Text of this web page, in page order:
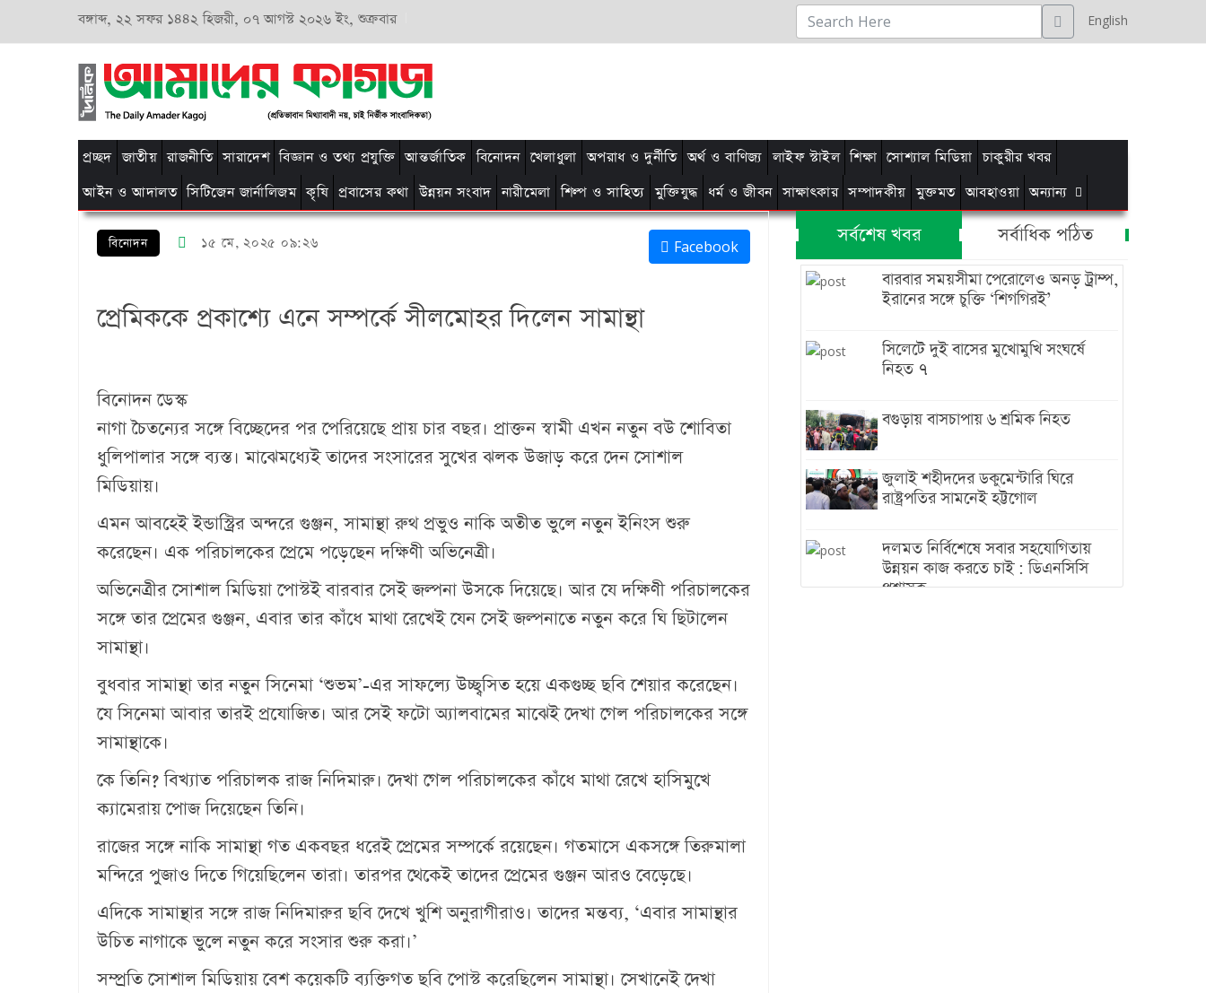
বঙ্গাব্দ, ২২ সফর ১৪৪২ হিজরী, ০৭ আগস্ট ২০২৬ ইং, শুক্রবার English
প্রচ্ছদ জাতীয় রাজনীতি সারাদেশ বিজ্ঞান ও তথ্য প্রযুক্তি আন্তর্জাতিক বিনোদন খেলাধুলা অপরাধ ও দুর্নীতি অর্থ ও বাণিজ্য লাইফ স্টাইল শিক্ষা সোশ্যাল মিডিয়া চাকুরীর খবর
আইন ও আদালত সিটিজেন জার্নালিজম কৃষি প্রবাসের কথা উন্নয়ন সংবাদ নারীমেলা শিল্প ও সাহিত্য মুক্তিযুদ্ধ ধর্ম ও জীবন সাক্ষাৎকার সম্পাদকীয় মুক্তমত আবহাওয়া অন্যান্য
বিনোদন ১৫ মে, ২০২৫ ০৯:২৬ Facebook
প্রেমিককে প্রকাশ্যে এনে সম্পর্কে সীলমোহর দিলেন সামান্থা
বিনোদন ডেস্ক
নাগা চৈতন্যের সঙ্গে বিচ্ছেদের পর পেরিয়েছে প্রায় চার বছর। প্রাক্তন স্বামী এখন নতুন বউ শোবিতা
ধুলিপালার সঙ্গে ব্যস্ত। মাঝেমধ্যেই তাদের সংসারের সুখের ঝলক উজাড় করে দেন সোশাল
মিডিয়ায়।
এমন আবহেই ইন্ডাস্ট্রির অন্দরে গুঞ্জন, সামান্থা রুথ প্রভুও নাকি অতীত ভুলে নতুন ইনিংস শুরু
করেছেন। এক পরিচালকের প্রেমে পড়েছেন দক্ষিণী অভিনেত্রী।
অভিনেত্রীর সোশাল মিডিয়া পোস্টই বারবার সেই জল্পনা উসকে দিয়েছে। আর যে দক্ষিণী পরিচালকের
সঙ্গে তার প্রেমের গুঞ্জন, এবার তার কাঁধে মাথা রেখেই যেন সেই জল্পনাতে নতুন করে ঘি ছিটালেন
সামান্থা।
বুধবার সামান্থা তার নতুন সিনেমা ‘শুভম’-এর সাফল্যে উচ্ছ্বসিত হয়ে একগুচ্ছ ছবি শেয়ার করেছেন।
যে সিনেমা আবার তারই প্রযোজিত। আর সেই ফটো অ্যালবামের মাঝেই দেখা গেল পরিচালকের সঙ্গে
সামান্থাকে।
কে তিনি? বিখ্যাত পরিচালক রাজ নিদিমারু। দেখা গেল পরিচালকের কাঁধে মাথা রেখে হাসিমুখে
ক্যামেরায় পোজ দিয়েছেন তিনি।
রাজের সঙ্গে নাকি সামান্থা গত একবছর ধরেই প্রেমের সম্পর্কে রয়েছেন। গতমাসে একসঙ্গে তিরুমালা
মন্দিরে পুজাও দিতে গিয়েছিলেন তারা। তারপর থেকেই তাদের প্রেমের গুঞ্জন আরও বেড়েছে।
এদিকে সামান্থার সঙ্গে রাজ নিদিমারুর ছবি দেখে খুশি অনুরাগীরাও। তাদের মন্তব্য, ‘এবার সামান্থার
উচিত নাগাকে ভুলে নতুন করে সংসার শুরু করা।’
সম্প্রতি সোশাল মিডিয়ায় বেশ কয়েকটি ব্যক্তিগত ছবি পোস্ট করেছিলেন সামান্থা। সেখানেই দেখা
সর্বশেষ খবর সর্বাধিক পঠিত
বারবার সময়সীমা পেরোলেও অনড় ট্রাম্প,
ইরানের সঙ্গে চুক্তি ‘শিগগিরই’
সিলেটে দুই বাসের মুখোমুখি সংঘর্ষে
নিহত ৭
বগুড়ায় বাসচাপায় ৬ শ্রমিক নিহত
জুলাই শহীদদের ডকুমেন্টারি ঘিরে
রাষ্ট্রপতির সামনেই হট্টগোল
দলমত নির্বিশেষে সবার সহযোগিতায়
উন্নয়ন কাজ করতে চাই : ডিএনসিসি
প্রশাসক